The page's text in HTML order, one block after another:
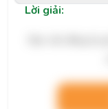
Lời giải: